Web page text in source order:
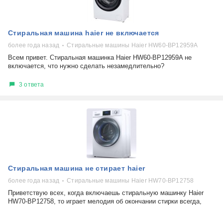
Стиральная машина haier не включается
более года назад Стиральные машины Haier HW60-BP12959A
Всем привет. Стиральная машинка Haier HW60-BP12959A не
включается, что нужно сделать незамедлительно?
3 ответа
Стиральная машина не стирает haier
более года назад Стиральные машины Haier HW70-BP12758
Приветствую всех, когда включаешь стиральную машинку Haier
HW70-BP12758, то играет мелодия об окончании стирки всегда,